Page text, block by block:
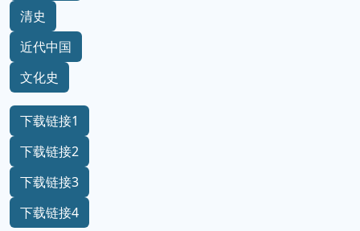
清史
近代中国
文化史
下载链接1
下载链接2
下载链接3
下载链接4